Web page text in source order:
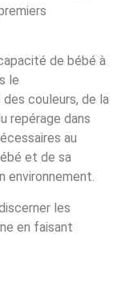
de bébé à
le
couleurs, de la
repérage dans
au
et de sa
environnement.
les
en faisant